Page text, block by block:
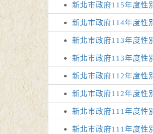
新北市政府115年度性
新北市政府114年度性
新北市政府113年度性
新北市政府113年度性
新北市政府112年度性
新北市政府112年度性
新北市政府111年度性
新北市政府111年度性